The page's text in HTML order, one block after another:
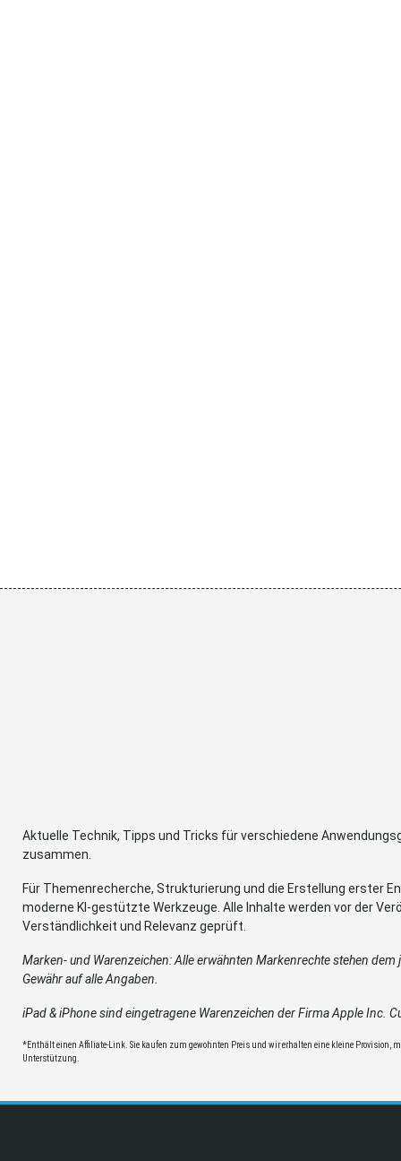
Aktuelle Technik, Tipps und Tricks für verschiedene
zusammen.
Für Themenrecherche, Strukturierung und die Erstellung erster
moderne KI-gestützte Werkzeuge. Alle Inhalte werden vor der
Verständlichkeit und Relevanz geprüft.
Marken- und Warenzeichen: Alle erwähnten Markenrechte stehen dem
Gewähr auf alle Angaben.
iPad & iPhone sind eingetragene Warenzeichen der Firma Apple Inc.
*Enthält einen Affiliate-Link. Sie kaufen zum gewohnten Preis und wir erhalten eine kleine Provision,
Unterstützung.